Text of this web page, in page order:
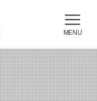
MENU